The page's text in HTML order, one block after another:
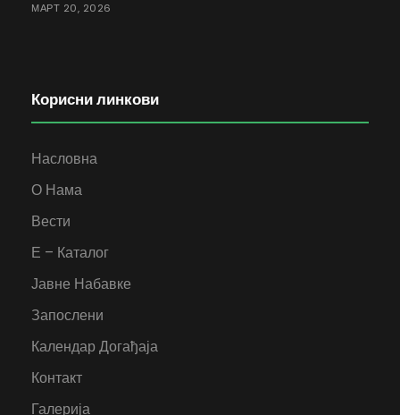
МАРТ 20, 2026
Корисни линкови
Насловна
О Нама
Вести
Е – Каталог
Јавне Набавке
Запослени
Календар Догађаја
Контакт
Галерија